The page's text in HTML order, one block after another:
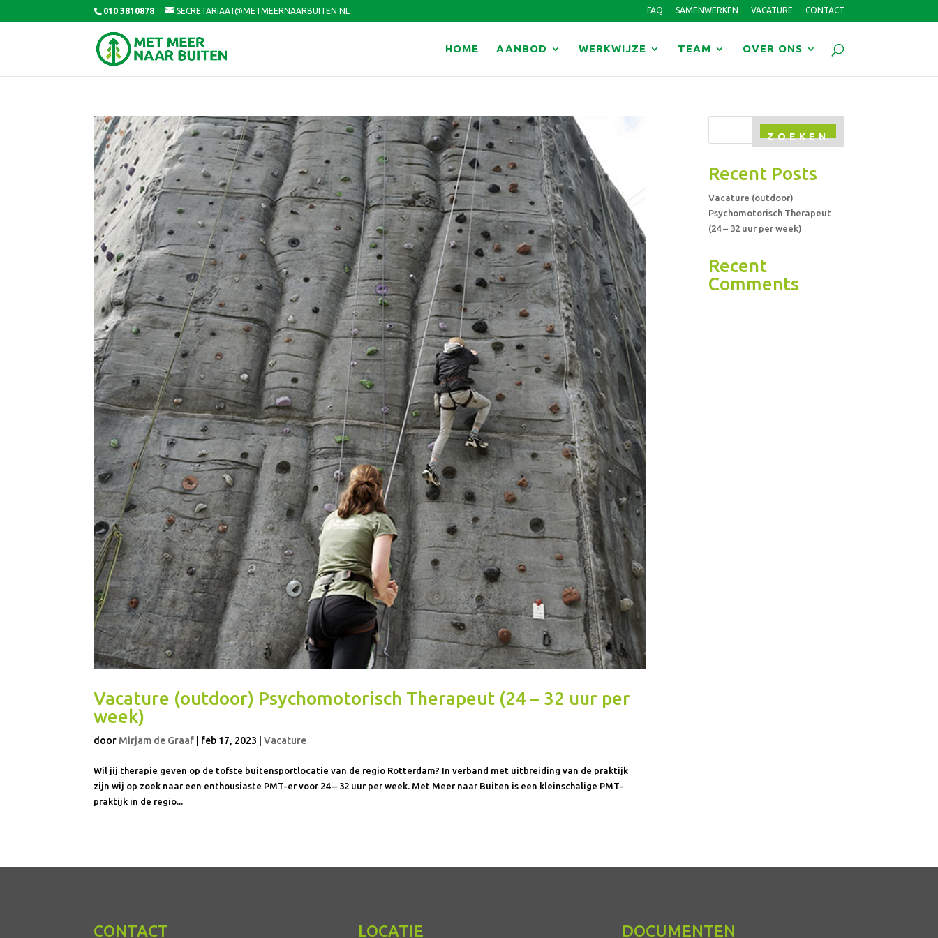
010 3810878 SECRETARIAAT@METMEERNAARBUITEN.NL FAQ SAMENWERKEN VACATURE CONTACT
HOME AANBOD WERKWIJZE TEAM OVER ONS
Vacature (outdoor) Psychomotorisch Therapeut (24 – 32 uur per
week)
door Mirjam de Graaf feb 17, 2023 |Vacature
Wil jij therapie geven op de tofste buitensportlocatie van de regio Rotterdam? In verband met uitbreiding van de praktijk
zijn wij op zoek naar een enthousiaste PMT-er voor 24 – 32 uur per week. Met Meer naar Buiten is een kleinschalige PMT-
praktijk in de regio...
ZOEKEN
Recent Posts
Vacature (outdoor)
Psychomotorisch Therapeut
(24 – 32 uur per week)
Recent
Comments
CONTACT LOCATIE DOCUMENTEN